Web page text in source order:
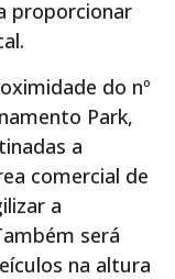
proporcionar
do nº
Park,
a
comercial de
a
será
na altura